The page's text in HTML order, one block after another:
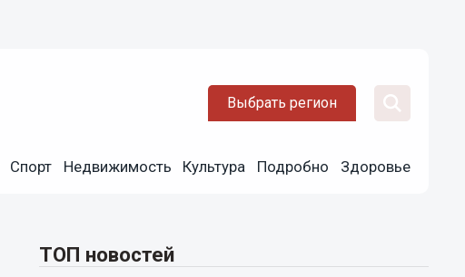
Выбрать регион
Спорт Недвижимость Культура Подробно Здоровье
ТОП новостей